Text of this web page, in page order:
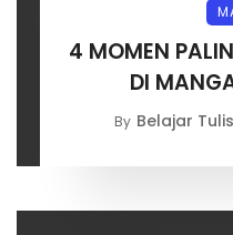
4 MOMEN
DI
By Belajar Tulis